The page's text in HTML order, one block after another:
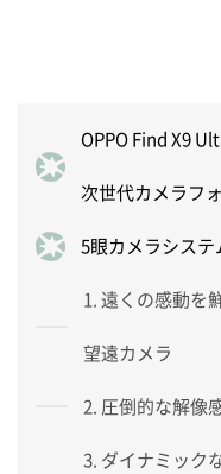
OPPO Find X9
次世代カメラフ
5眼カメラシス
1. 遠くの感動を
望遠カメラ
2. 圧倒的な解像
3. ダイナミック